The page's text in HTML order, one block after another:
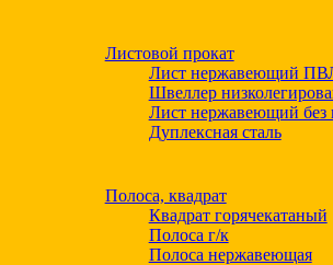
Листовой прокат
Лист нержавеющий
Швеллер
Лист нержавеющий без
Дуплексная сталь
Полоса, квадрат
Квадрат горячекатаный
Полоса г/к
Полоса нержавеющая